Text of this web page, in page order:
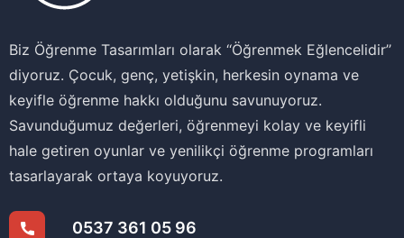
Biz Öğrenme Tasarımları olarak ‘‘Öğrenmek Eğlencelidir’’
diyoruz. Çocuk, genç, yetişkin, herkesin oynama ve
keyifle öğrenme hakkı olduğunu savunuyoruz.
Savunduğumuz değerleri, öğrenmeyi kolay ve keyifli
hale getiren oyunlar ve yenilikçi öğrenme programları
tasarlayarak ortaya koyuyoruz.
0537 361 05 96